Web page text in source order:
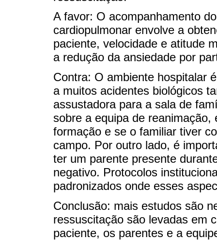
A favor: O acompanhamento
cardiopulmonar envolve a
paciente, velocidade e atitude
a redução da ansiedade por
Contra: O ambiente hospitalar
a muitos acidentes biológicos
assustadora para a sala de
sobre a equipa de
formação e se o familiar tiver
campo. Por outro lado, é
ter um parente presente
negativo. Protocolos
padronizados onde esses
Conclusão: mais estudos são
ressuscitação são levadas em
paciente, os parentes e a